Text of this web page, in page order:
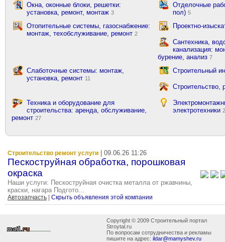
Окна, оконные блоки, решетки:
установка, ремонт, монтаж 3
Отделочные
пол) 5
Отопительные системы, газоснабжение:
монтаж, техобслуживание, ремонт 2
Проектно-
Сантехника,
канализация:
бурение, анализ 7
Слаботочные системы: монтаж,
установка, ремонт 11
Строительный
Строительство,
Техника и оборудование для
строительства: аренда, обслуживание,
ремонт 27
электротехники
Строительство ремонт услуги | 09.06.26 11:26
Пескоструйная обработка, порошковая
окраска
Наши услуги: Пескоструйная очистка металла от ржавчины,
краски, нагара Подгото...
Автозапчасть Скрыть объявления этой компании
Copyright © 2009 Строительный портал
Stroytal.ru
По вопросам сотрудничества и рекламы
пишите на адрес: ildar@mamyshev.ru